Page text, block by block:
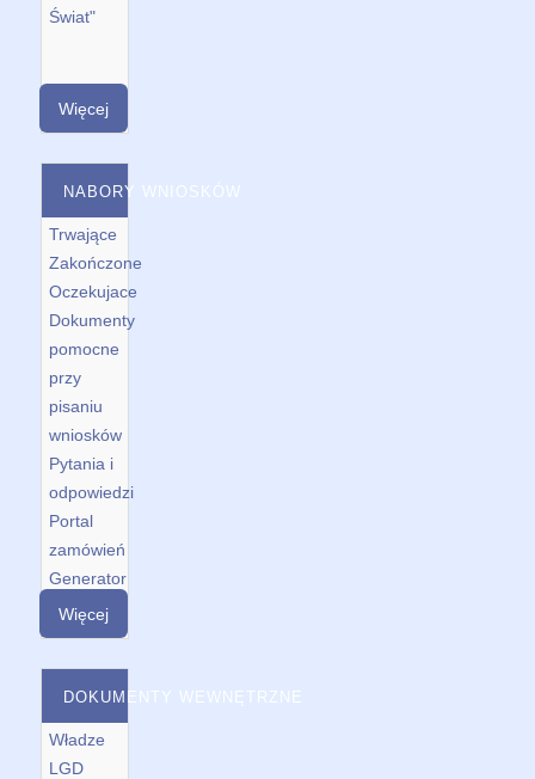
Świat"
Więcej
NABORY WNIOSKÓW
Trwające
Zakończone
Oczekujace
Dokumenty
pomocne
przy
pisaniu
wniosków
Pytania i
odpowiedzi
Portal
zamówień
Generator
Więcej
DOKUMENTY WEWNĘTRZNE
Władze
LGD